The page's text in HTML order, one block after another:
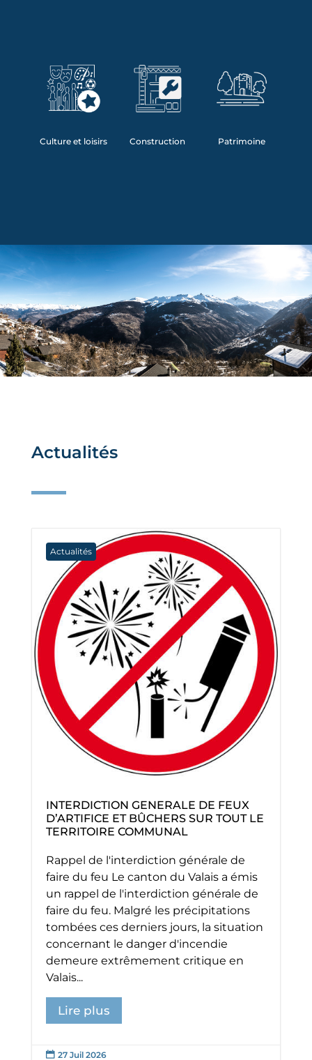
Culture et loisirs Construction Patrimoine
Actualités
Actualités
INTERDICTION GENERALE DE FEUX
D’ARTIFICE ET BÛCHERS SUR TOUT LE
TERRITOIRE COMMUNAL
Rappel de l'interdiction générale de
faire du feu Le canton du Valais a émis
un rappel de l'interdiction générale de
faire du feu. Malgré les précipitations
tombées ces derniers jours, la situation
concernant le danger d'incendie
demeure extrêmement critique en
Valais...
Lire plus
 27 Juil 2026